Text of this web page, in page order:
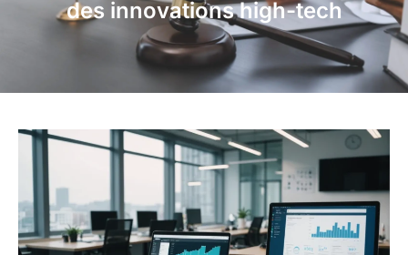
des innovations high-tech